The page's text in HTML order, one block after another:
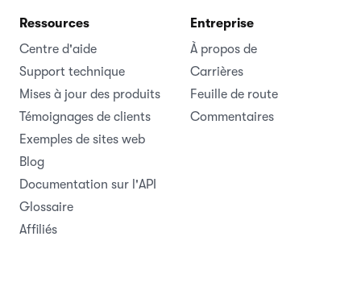
Ressources
Centre d'aide
Support technique
Mises à jour des produits
Témoignages de clients
Exemples de sites web
Blog
Documentation sur l'API
Glossaire
Affiliés
Entreprise
À propos de
Carrières
Feuille de route
Commentaires